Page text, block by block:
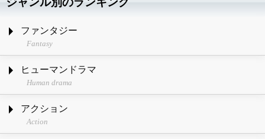
ファンタジー
Fantasy
ヒューマンドラマ
Human drama
アクション
Action